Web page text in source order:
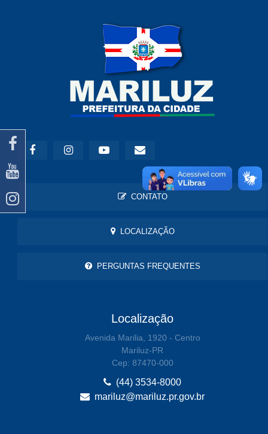
CONTATO
LOCALIZAÇÃO
PERGUNTAS FREQUENTES
Localização
Avenida Marilia, 1920 - Centro
Mariluz-PR
Cep: 87470-000
(44) 3534-8000
mariluz@mariluz.pr.gov.br